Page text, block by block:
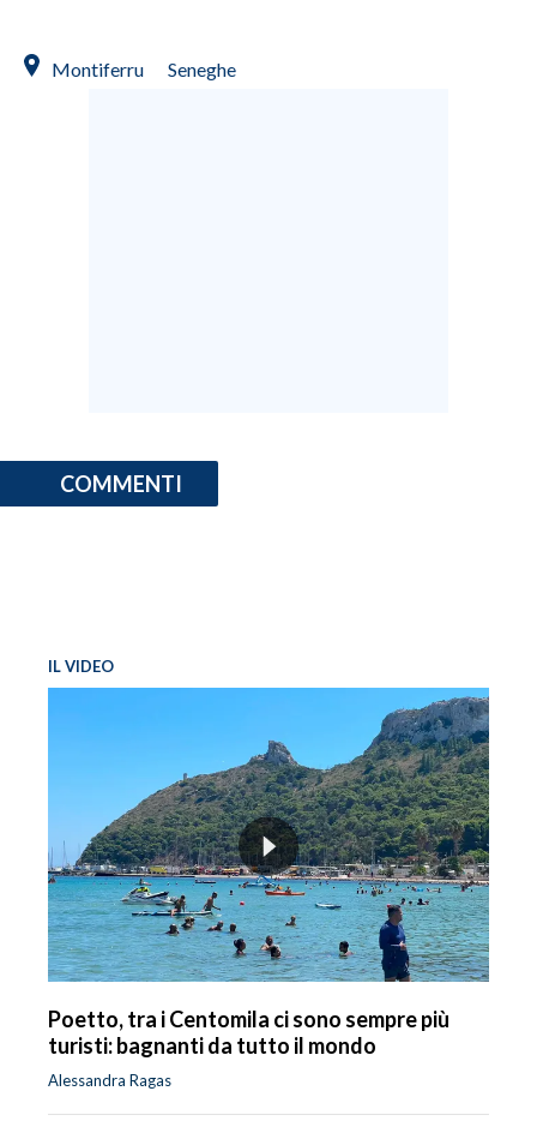
Montiferru Seneghe
COMMENTI
IL VIDEO
Poetto, tra i Centomila ci sono sempre più
turisti: bagnanti da tutto il mondo
Alessandra Ragas